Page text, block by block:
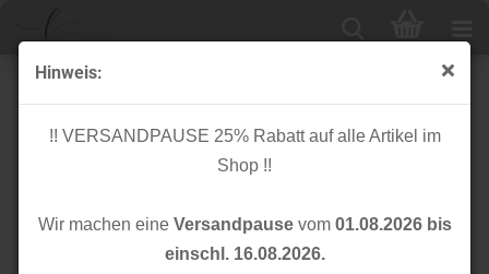
Hinweis:
!! VERSANDPAUSE 25% Rabatt auf alle Artikel im
Shop !!
Wir machen eine Versandpausevom 01.08.2026 bis
einschl. 16.08.2026.
Stripes - unelastisch 2,5 cm - grau/schwarz